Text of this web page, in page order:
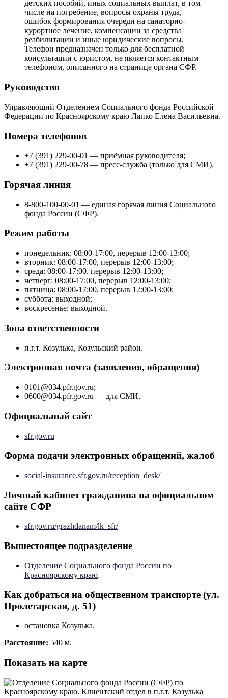
детских пособий, иных социальных выплат, в том
числе на погребение, вопросы охраны труда,
ошибок формирования очереди на санаторно-
курортное лечение, компенсации за средства
реабилитации и иные юридические вопросы.
Телефон предназначен только для бесплатной
консультации с юристом, не является контактным
телефоном, описанного на странице органа СФР.
Руководство
Управляющий Отделением Социального фонда Российской
Федерации по Красноярскому краю Лапко Елена Васильевна.
Номера телефонов
+7 (391) 229-00-01 — приёмная руководителя;
+7 (391) 229-00-78 — пресс-служба (только для СМИ).
Горячая линия
8-800-100-00-01 — единая горячая линия Социального
фонда России (СФР).
Режим работы
понедельник: 08:00-17:00, перерыв 12:00-13:00;
вторник: 08:00-17:00, перерыв 12:00-13:00;
среда: 08:00-17:00, перерыв 12:00-13:00;
четверг: 08:00-17:00, перерыв 12:00-13:00;
пятница: 08:00-17:00, перерыв 12:00-13:00;
суббота: выходной;
воскресенье: выходной.
Зона ответственности
п.г.т. Козулька, Козульский район.
Электронная почта (заявления, обращения)
0101@034.pfr.gov.ru;
0600@034.pfr.gov.ru — для СМИ.
Официальный сайт
sfr.gov.ru
Форма подачи электронных обращений, жалоб
social-insurance.sfr.gov.ru/reception_desk/
Личный кабинет гражданина на официальном
сайте СФР
sfr.gov.ru/grazhdanam/lk_sfr/
Вышестоящее подразделение
Отделение Социального фонда России по
Красноярскому краю.
Как добраться на общественном транспорте (ул.
Пролетарская, д. 51)
остановка Козулька.
Расстояние: 540 м.
Показать на карте